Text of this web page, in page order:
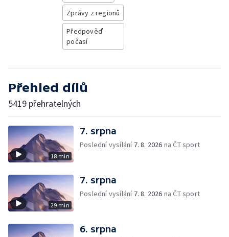
Zprávy z regionů
Předpověď
počasí
Přehled dílů
5419 přehratelných
18 min
7. srpna
Poslední vysílání 7. 8. 2026 na ČT sport
29 min
7. srpna
Poslední vysílání 7. 8. 2026 na ČT sport
6. srpna